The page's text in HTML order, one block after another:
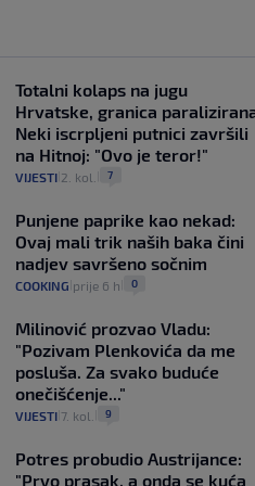
Totalni kolaps na jugu
Hrvatske, granica
Neki iscrpljeni putnici završili
na Hitnoj: "Ovo je teror!"
VIJESTI| 2. kol. 7
Punjene paprike kao nekad:
Ovaj mali trik naših baka čini
nadjev savršeno sočnim
COOKING prije 6 h 0
Milinović prozvao Vladu:
"Pozivam Plenkovića da me
posluša. Za svako buduće
onečišćenje..."
VIJESTI| 7. kol. 9
Potres probudio Austrijance:
"Prvo prasak, a onda se kuća